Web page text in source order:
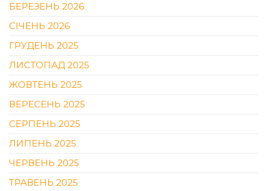
БЕРЕЗЕНЬ 2026
СІЧЕНЬ 2026
ГРУДЕНЬ 2025
ЛИСТОПАД 2025
ЖОВТЕНЬ 2025
ВЕРЕСЕНЬ 2025
СЕРПЕНЬ 2025
ЛИПЕНЬ 2025
ЧЕРВЕНЬ 2025
ТРАВЕНЬ 2025